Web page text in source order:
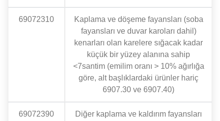
69072310
Kaplama ve döşeme fayansları (soba
fayansları ve duvar karoları dahil)
kenarları olan karelere sığacak kadar
küçük bir yüzey alanına sahip
<7santim (emilim oranı > 10% ağırlığa
göre, alt başlıklardaki ürünler hariç
6907.30 ve 6907.40)
69072390
Diğer kaplama ve kaldırım fayansları